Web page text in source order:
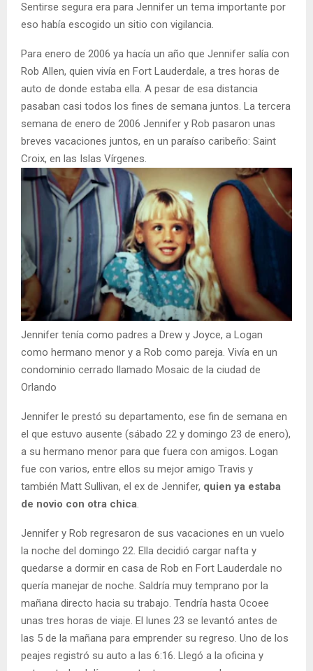
Sentirse segura era para Jennifer un tema importante por
eso había escogido un sitio con vigilancia.
Para enero de 2006 ya hacía un año que Jennifer salía con
Rob Allen, quien vivía en Fort Lauderdale, a tres horas de
auto de donde estaba ella. A pesar de esa distancia
pasaban casi todos los fines de semana juntos. La tercera
semana de enero de 2006 Jennifer y Rob pasaron unas
breves vacaciones juntos, en un paraíso caribeño: Saint
Croix, en las Islas Vírgenes.
Jennifer tenía como padres a Drew y Joyce, a Logan
como hermano menor y a Rob como pareja. Vivía en un
condominio cerrado llamado Mosaic de la ciudad de
Orlando
Jennifer le prestó su departamento, ese fin de semana en
el que estuvo ausente (sábado 22 y domingo 23 de enero),
a su hermano menor para que fuera con amigos. Logan
fue con varios, entre ellos su mejor amigo Travis y
también Matt Sullivan, el ex de Jennifer, quien ya estaba
de novio con otra chica.
Jennifer y Rob regresaron de sus vacaciones en un vuelo
la noche del domingo 22. Ella decidió cargar nafta y
quedarse a dormir en casa de Rob en Fort Lauderdale no
quería manejar de noche. Saldría muy temprano por la
mañana directo hacia su trabajo. Tendría hasta Ocoee
unas tres horas de viaje. El lunes 23 se levantó antes de
las 5 de la mañana para emprender su regreso. Uno de los
peajes registró su auto a las 6:16. Llegó a la oficina y